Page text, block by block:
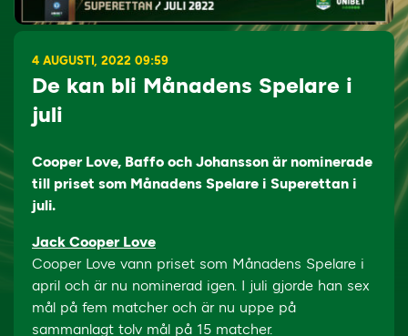
4 AUGUSTI, 2022 09:59
De kan bli Månadens Spelare i
juli
Cooper Love, Baffo och Johansson är nominerade
till priset som Månadens Spelare i Superettan i
juli.
Jack Cooper Love
Cooper Love vann priset som Månadens Spelare i
april och är nu nominerad igen. I juli gjorde han sex
mål på fem matcher och är nu uppe på
sammanlagt tolv mål på 15 matcher.